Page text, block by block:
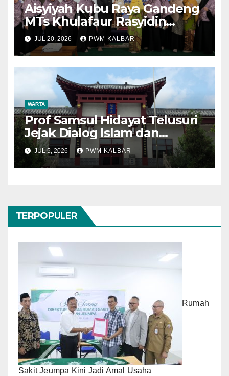
Aisyiyah Kubu Raya Gandeng
MTs Khulafaur Rasyidin
Perkuat Edukasi Hukum dan
Perlindungan Anak
JUL 20, 2026 PWM KALBAR
WARTA
Prof Samsul Hidayat Telusuri
Jejak Dialog Islam dan
Konfusianisme di Kota
Konfusius
JUL 5, 2026 PWM KALBAR
TERPOPULER
Rumah
Sakit Jeumpa Kini Jadi Amal Usaha